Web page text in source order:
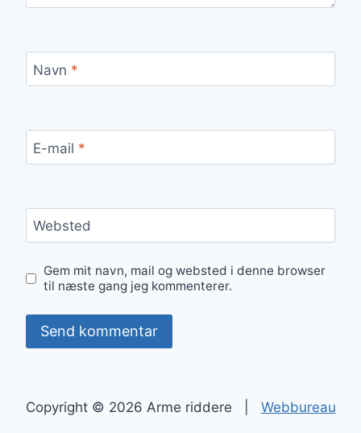
Navn *
E-mail *
Websted
Gem mit navn, mail og websted i denne browser
til næste gang jeg kommenterer.
Copyright © 2026 Arme riddere | Webbureau